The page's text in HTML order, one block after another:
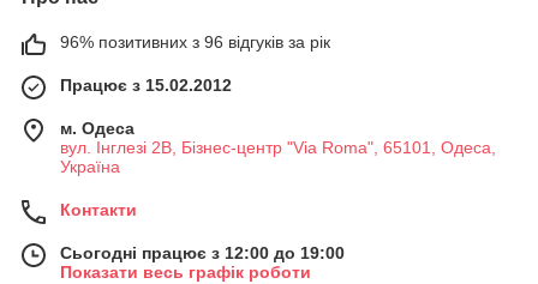
96% позитивних з 96 відгуків за рік
Працює з 15.02.2012
м. Одеса
вул. Інглезі 2В, Бізнес-центр "Via Roma", 65101, Одеса,
Україна
Контакти
Сьогодні працює з 12:00 до 19:00
Показати весь графік роботи